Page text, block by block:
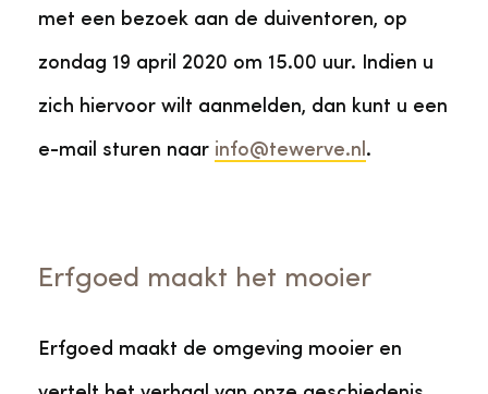
met een bezoek aan de duiventoren, op
zondag 19 april 2020 om 15.00 uur. Indien u
zich hiervoor wilt aanmelden, dan kunt u een
e-mail sturen naar info@tewerve.nl .
Erfgoed maakt het mooier
Erfgoed maakt de omgeving mooier en